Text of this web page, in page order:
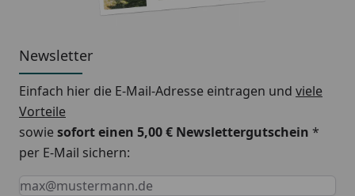
Newsletter
Einfach hier die E-Mail-Adresse eintragen und viele
Vorteile
sowiesofort einen 5,00 € Newslettergutschein *
per E-Mail sichern:
Keine Eingabe erforderlich
Eingabe erforderlich
E-Mail *